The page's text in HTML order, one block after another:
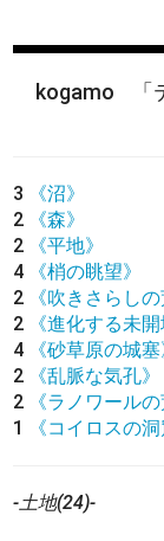
kogamo
3
《沼》
2
《森》
2
《平地》
4
《梢の眺望》
2
《吹きさらしの
2
《進化する未開
4
《砂草原の城塞
2
《乱脈な気孔》
2
《ラノワールの
1
《コイロスの洞
-土地(24)-